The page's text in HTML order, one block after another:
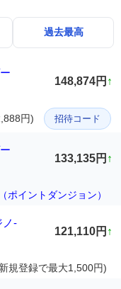
過去最高
148,874円 ↑
円) 招待コード
133,135円 ↑
ポイントダンジョン）
ノ-
121,110円 ↑
規登録で最大1,500円)